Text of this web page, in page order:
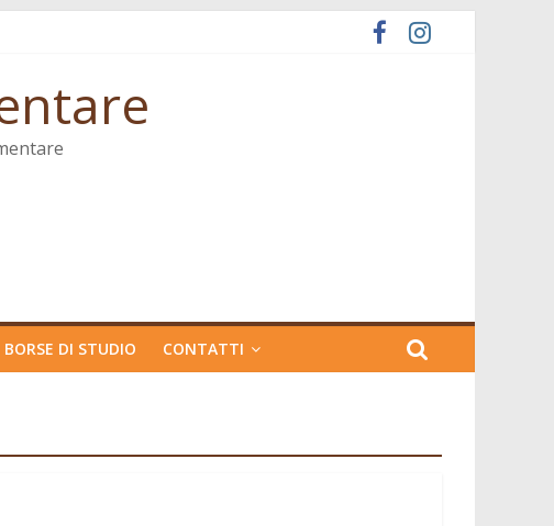
BORSE DI STUDIO CONTATTI